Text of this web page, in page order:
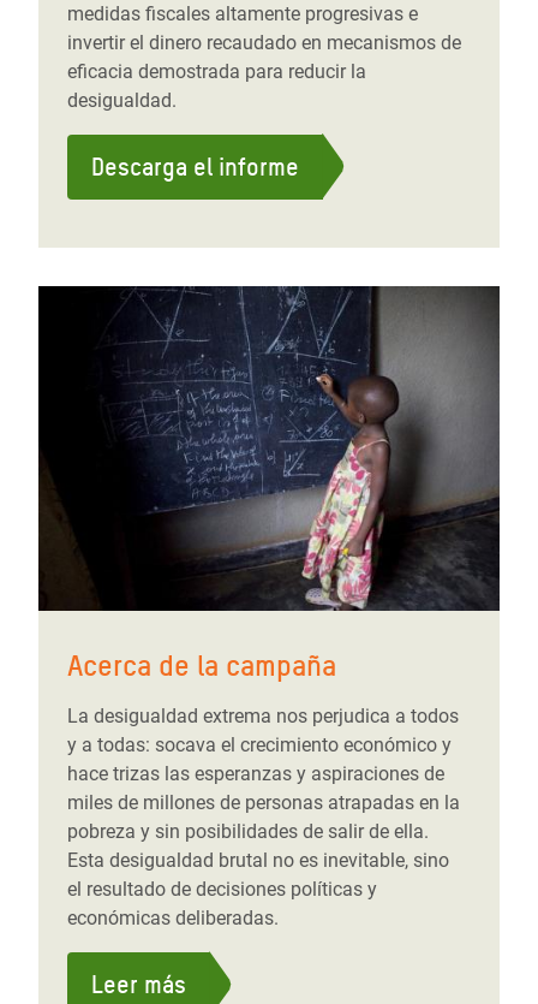
medidas fiscales altamente progresivas e
invertir el dinero recaudado en mecanismos de
eficacia demostrada para reducir la
desigualdad.
Descarga el informe
Acerca de la campaña
La desigualdad extrema nos perjudica a todos
y a todas: socava el crecimiento económico y
hace trizas las esperanzas y aspiraciones de
miles de millones de personas atrapadas en la
pobreza y sin posibilidades de salir de ella.
Esta desigualdad brutal no es inevitable, sino
el resultado de decisiones políticas y
económicas deliberadas.
Leer más